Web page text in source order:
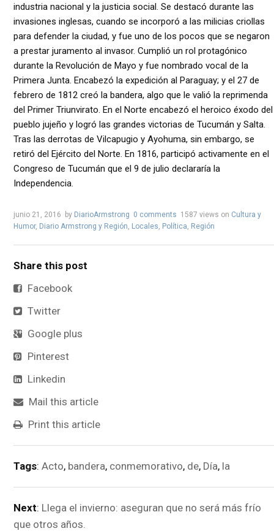
industria nacional y la justicia social. Se destacó durante las
invasiones inglesas, cuando se incorporó a las milicias criollas
para defender la ciudad, y fue uno de los pocos que se negaron
a prestar juramento al invasor. Cumplió un rol protagónico
durante la Revolución de Mayo y fue nombrado vocal de la
Primera Junta. Encabezó la expedición al Paraguay; y el 27 de
febrero de 1812 creó la bandera, algo que le valió la reprimenda
del Primer Triunvirato. En el Norte encabezó el heroico éxodo del
pueblo jujeño y logró las grandes victorias de Tucumán y Salta.
Tras las derrotas de Vilcapugio y Ayohuma, sin embargo, se
retiró del Ejército del Norte. En 1816, participó activamente en el
Congreso de Tucumán que el 9 de julio declararía la
Independencia.
junio 21, 2016 by DiarioArmstrong 0 comments 1587 views on Cultura y
Humor, Diario Armstrong y Región, Locales, Política, Región
Share this post
Facebook
Twitter
Google plus
Pinterest
Linkedin
Mail this article
Print this article
Tags: Acto, bandera, conmemorativo, de, Día, la
Next: Llega el invierno: aseguran que no será más frío
que otros años.